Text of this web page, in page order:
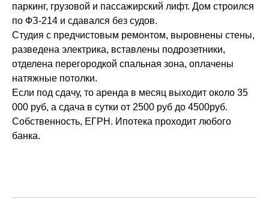
паркинг, грузовой и пассажирский лифт. Дом строился
по ФЗ-214 и сдавался без судов.
Студия с предчистовым ремонтом, выровнены стены,
разведена электрика, вставлены подрозетники,
отделена перегородкой спальная зона, оплачены
натяжные потолки.
Если под сдачу, то аренда в месяц выходит около 35
000 руб, а сдача в сутки от 2500 руб до 4500руб.
Собственность, ЕГРН. Ипотека проходит любого
банка.